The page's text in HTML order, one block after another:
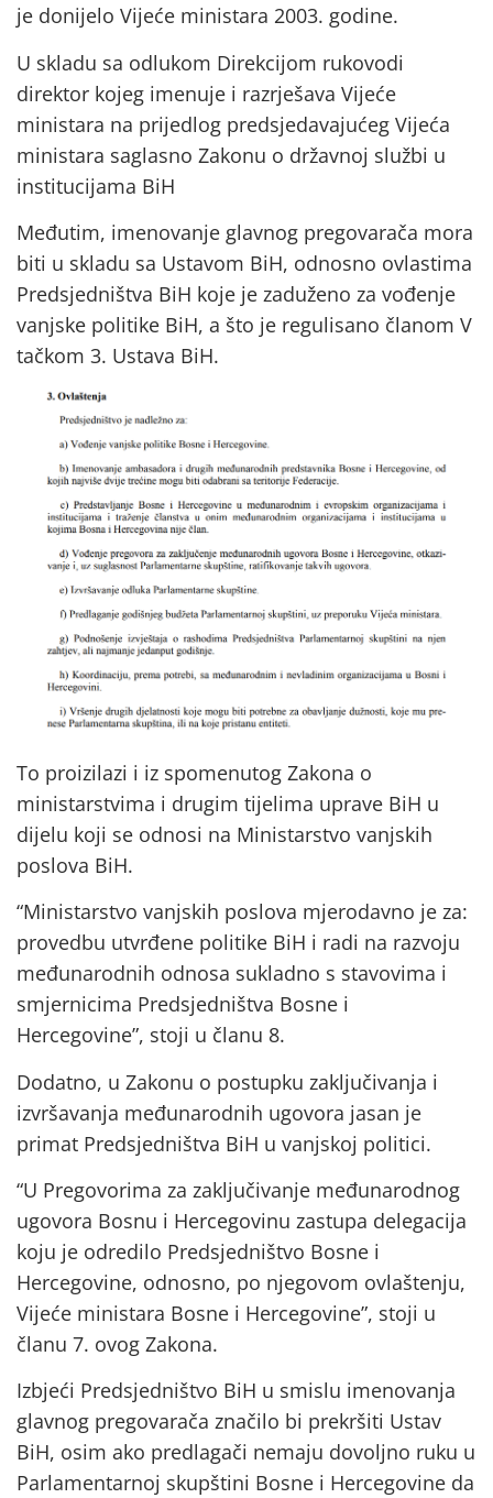
je donijelo Vijeće ministara 2003. godine.
U skladu sa odlukom Direkcijom rukovodi
direktor kojeg imenuje i razrješava Vijeće
ministara na prijedlog predsjedavajućeg Vijeća
ministara saglasno Zakonu o državnoj službi u
institucijama BiH
Međutim, imenovanje glavnog pregovarača mora
biti u skladu sa Ustavom BiH, odnosno ovlastima
Predsjedništva BiH koje je zaduženo za vođenje
vanjske politike BiH, a što je regulisano članom V
tačkom 3. Ustava BiH.
To proizilazi i iz spomenutog Zakona o
ministarstvima i drugim tijelima uprave BiH u
dijelu koji se odnosi na Ministarstvo vanjskih
poslova BiH.
“Ministarstvo vanjskih poslova mjerodavno je za:
provedbu utvrđene politike BiH i radi na razvoju
međunarodnih odnosa sukladno s stavovima i
smjernicima Predsjedništva Bosne i
Hercegovine”, stoji u članu 8.
Dodatno, u Zakonu o postupku zaključivanja i
izvršavanja međunarodnih ugovora jasan je
primat Predsjedništva BiH u vanjskoj politici.
“U Pregovorima za zaključivanje međunarodnog
ugovora Bosnu i Hercegovinu zastupa delegacija
koju je odredilo Predsjedništvo Bosne i
Hercegovine, odnosno, po njegovom ovlaštenju,
Vijeće ministara Bosne i Hercegovine”, stoji u
članu 7. ovog Zakona.
Izbjeći Predsjedništvo BiH u smislu imenovanja
glavnog pregovarača značilo bi prekršiti Ustav
BiH, osim ako predlagači nemaju dovoljno ruku u
Parlamentarnoj skupštini Bosne i Hercegovine da